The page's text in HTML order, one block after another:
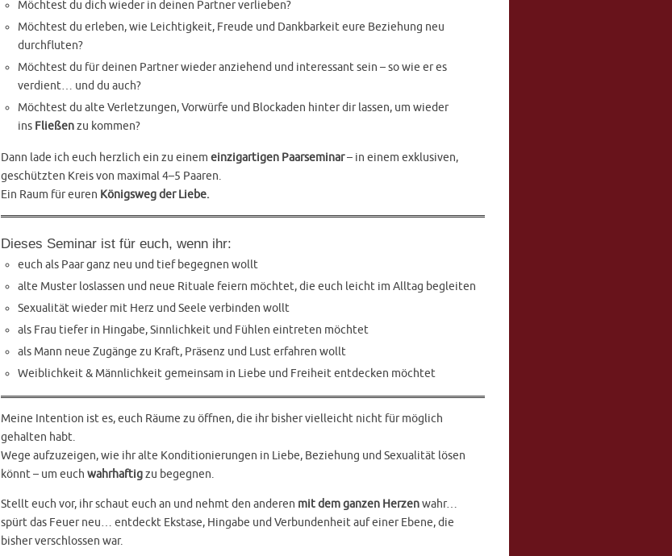
Möchtest du dich wieder in deinen Partner verlieben?
Möchtest du erleben, wie Leichtigkeit, Freude und Dankbarkeit eure Beziehung neu
durchfluten?
Möchtest du für deinen Partner wieder anziehend und interessant sein – so wie er es
verdient… und du auch?
Möchtest du alte Verletzungen, Vorwürfe und Blockaden hinter dir lassen, um wieder
ins Fließenzu kommen?
Dann lade ich euch herzlich ein zu einem einzigartigen Paarseminar– in einem exklusiven,
geschützten Kreis von maximal 4–5 Paaren.
Ein Raum für euren Königsweg der Liebe.
Dieses Seminar ist für euch, wenn ihr:
euch als Paar ganz neu und tief begegnen wollt
alte Muster loslassen und neue Rituale feiern möchtet, die euch leicht im Alltag begleiten
Sexualität wieder mit Herz und Seele verbinden wollt
als Frau tiefer in Hingabe, Sinnlichkeit und Fühlen eintreten möchtet
als Mann neue Zugänge zu Kraft, Präsenz und Lust erfahren wollt
Weiblichkeit & Männlichkeit gemeinsam in Liebe und Freiheit entdecken möchtet
Meine Intention ist es, euch Räume zu öffnen, die ihr bisher vielleicht nicht für möglich
gehalten habt.
Wege aufzuzeigen, wie ihr alte Konditionierungen in Liebe, Beziehung und Sexualität lösen
könnt – um euch wahrhaftigzu begegnen.
Stellt euch vor, ihr schaut euch an und nehmt den anderen mit dem ganzen Herzenwahr…
spürt das Feuer neu… entdeckt Ekstase, Hingabe und Verbundenheit auf einer Ebene, die
bisher verschlossen war.